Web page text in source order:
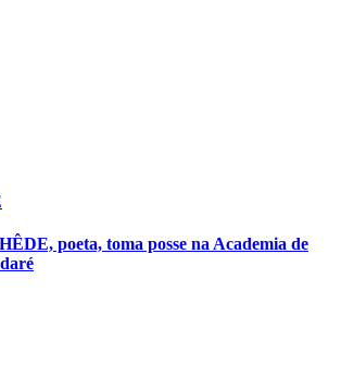
poeta, toma posse na Academia de